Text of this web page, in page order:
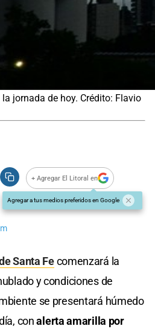
jornada de hoy. Crédito: Flavio
+ Agregar El Litoral en
Agregar a tus medios preferidos en Google
Santa Fecomenzará la
y condiciones de
se presentará húmedo
conalerta amarilla por